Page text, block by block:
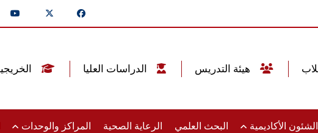
الشئون الأكاديمية البحث العلمي الرعاية الصحية المراكز والوحدات